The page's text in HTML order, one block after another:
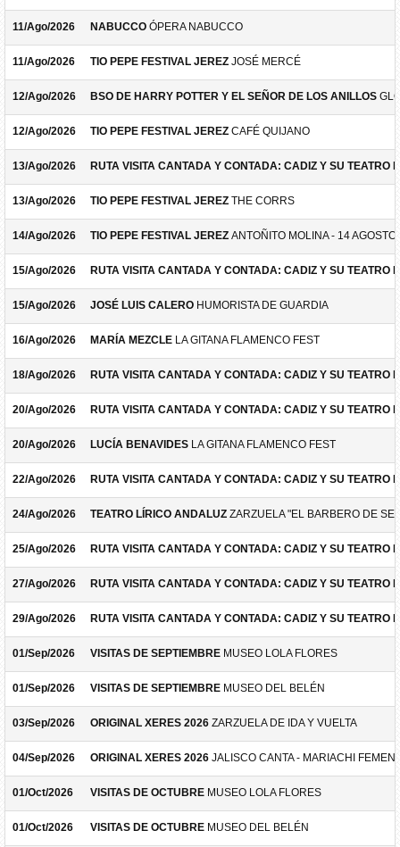
11/Ago/2026 NABUCCO ÓPERA NABUCCO
11/Ago/2026 TIO PEPE FESTIVAL JEREZ JOSÉ MERCÉ
12/Ago/2026 BSO DE HARRY POTTER Y EL SEÑOR DE LOS ANILLOS
12/Ago/2026 TIO PEPE FESTIVAL JEREZ CAFÉ QUIJANO
13/Ago/2026 RUTA VISITA CANTADA Y CONTADA: CADIZ Y SU TEATRO
13/Ago/2026 TIO PEPE FESTIVAL JEREZ THE CORRS
14/Ago/2026 TIO PEPE FESTIVAL JEREZ ANTOÑITO MOLINA - 14 AGOSTO
15/Ago/2026 RUTA VISITA CANTADA Y CONTADA: CADIZ Y SU TEATRO
15/Ago/2026 JOSÉ LUIS CALERO HUMORISTA DE GUARDIA
16/Ago/2026 MARÍA MEZCLE LA GITANA FLAMENCO FEST
18/Ago/2026 RUTA VISITA CANTADA Y CONTADA: CADIZ Y SU TEATRO
20/Ago/2026 RUTA VISITA CANTADA Y CONTADA: CADIZ Y SU TEATRO
20/Ago/2026 LUCÍA BENAVIDES LA GITANA FLAMENCO FEST
22/Ago/2026 RUTA VISITA CANTADA Y CONTADA: CADIZ Y SU TEATRO
24/Ago/2026 TEATRO LÍRICO ANDALUZ ZARZUELA "EL BARBERO DE
25/Ago/2026 RUTA VISITA CANTADA Y CONTADA: CADIZ Y SU TEATRO
27/Ago/2026 RUTA VISITA CANTADA Y CONTADA: CADIZ Y SU TEATRO
29/Ago/2026 RUTA VISITA CANTADA Y CONTADA: CADIZ Y SU TEATRO
01/Sep/2026 VISITAS DE SEPTIEMBRE MUSEO LOLA FLORES
01/Sep/2026 VISITAS DE SEPTIEMBRE MUSEO DEL BELÉN
03/Sep/2026 ORIGINAL XERES 2026 ZARZUELA DE IDA Y VUELTA
04/Sep/2026 ORIGINAL XERES 2026 JALISCO CANTA - MARIACHI
01/Oct/2026 VISITAS DE OCTUBRE MUSEO LOLA FLORES
01/Oct/2026 VISITAS DE OCTUBRE MUSEO DEL BELÉN